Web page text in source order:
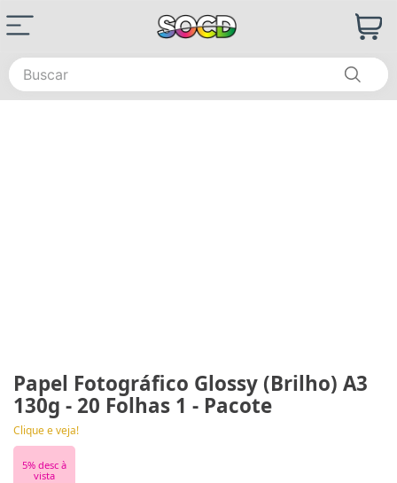
Buscar
Papel Fotográfico Glossy (Brilho) A3
130g - 20 Folhas 1 - Pacote
Clique e veja!
5% desc à
vista